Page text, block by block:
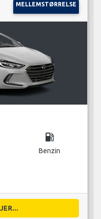
MELLEMSTØRRELSE
local_gas_station
Benzin